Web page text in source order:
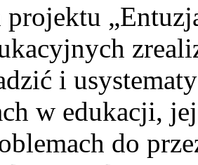
projektu
i
w edukacji,
do